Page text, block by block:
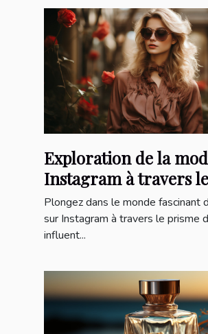
Exploration de la
Instagram à travers
'robeprincesse_'
Plongez dans le monde fascinant
sur Instagram à travers le prisme
influent...